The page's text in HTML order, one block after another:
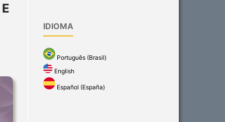
IDIOMA
Português (Brasil)
English
Español (España)